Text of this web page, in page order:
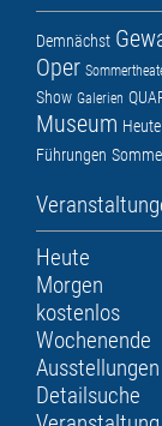
Demnächst
Oper
Show Galerien
Museum Heute
Führungen
Heute
Morgen
kostenlos
Wochenende
Ausstellungen
Detailsuche